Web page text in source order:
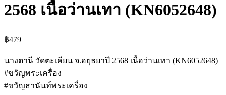
2568 เนื้อว่านเทา (KN6052648)
฿479
นางตานี วัดตะเคียน จ.อยุธยาปี 2568 เนื้อว่านเทา (KN6052648)
#ขวัญพระเครื่อง
#ขวัญธานันท์พระเครื่อง